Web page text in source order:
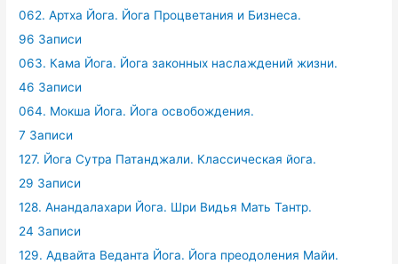
062. Артха Йога. Йога Процветания и Бизнеса.
96 Записи
063. Кама Йога. Йога законных наслаждений жизни.
46 Записи
064. Мокша Йога. Йога освобождения.
7 Записи
127. Йога Сутра Патанджали. Классическая йога.
29 Записи
128. Анандалахари Йога. Шри Видья Мать Тантр.
24 Записи
129. Адвайта Веданта Йога. Йога преодоления Майи.